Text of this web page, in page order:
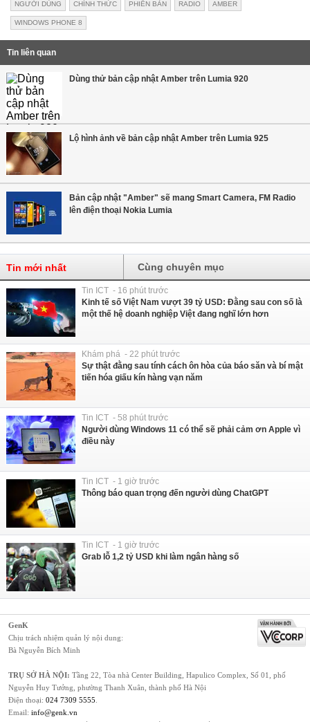
NGƯỜI DÙNG CHÍNH THỨC PHIÊN BẢN RADIO AMBER
WINDOWS PHONE 8
Tin liên quan
Dùng thử bản cập nhật Amber trên Lumia 920
Lộ hình ảnh về bản cập nhật Amber trên Lumia 925
Bản cập nhật "Amber" sẽ mang Smart Camera, FM Radio
lên điện thoại Nokia Lumia
Tin mới nhất Cùng chuyên mục
Tin ICT - 16 phút trước
Kinh tế số Việt Nam vượt 39 tỷ USD: Đằng sau con số là
một thế hệ doanh nghiệp Việt đang nghĩ lớn hơn
Khám phá - 22 phút trước
Sự thật đằng sau tính cách ôn hòa của báo săn và bí mật
tiến hóa giấu kín hàng vạn năm
Tin ICT - 58 phút trước
Người dùng Windows 11 có thể sẽ phải cảm ơn Apple vì
điều này
Tin ICT - 1 giờ trước
Thông báo quan trọng đến người dùng ChatGPT
Tin ICT - 1 giờ trước
Grab lỗ 1,2 tỷ USD khi làm ngân hàng số
GenK
Chịu trách nhiệm quản lý nội dung:
Bà Nguyễn Bích Minh
TRỤ SỞ HÀ NỘI: Tầng 22, Tòa nhà Center Building, Hapulico Complex, Số 01, phố
Nguyễn Huy Tưởng, phường Thanh Xuân, thành phố Hà Nội
Điện thoại: 024 7309 5555.
Email: info@genk.vn